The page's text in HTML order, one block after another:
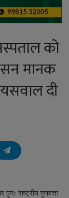
को
मानक
दी
पुनः राष्ट्रीय गुणवत्ता